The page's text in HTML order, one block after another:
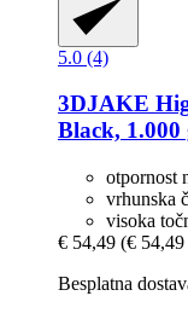
5.0 (4)
3DJAKE
Black, 1.000
otpornost
vrhunska
visoka
€ 54,49 (€
Besplatna